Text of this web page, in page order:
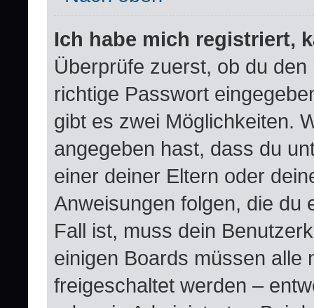
Ich habe mich registriert,
Überprüfe zuerst, ob du
richtige Passwort
gibt es zwei Möglichkeiten.
angegeben hast, dass du
einer deiner Eltern oder
Anweisungen folgen, die du
Fall ist, muss dein
einigen Boards müssen alle
freigeschaltet werden –